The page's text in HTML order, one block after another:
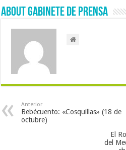
About Gabinete de Prensa
Anterior
Bebécuento: «Cosquillas» (18 de
octubre)
El
del